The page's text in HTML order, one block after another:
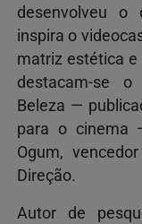
desenvolveu o
inspira o
matriz estética e
destacam-se
Beleza —
para o cinema
Ogum,
Direção.
Autor de